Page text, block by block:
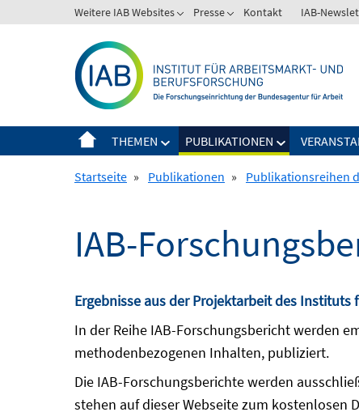
zum
Weitere IAB Websites Presse Kontakt IAB-
THEMEN PUBLIKATIONEN
Startseite » Publikationen » Publikationsreihen
IAB-
Ergebnisse aus der Projektarbeit des
In der Reihe IAB-Forschungsbericht werden
methodenbezogenen Inhalten, publiziert.
Die IAB-Forschungsberichte werden
stehen auf dieser Webseite zum kostenlosen